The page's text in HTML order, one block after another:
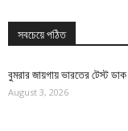
সবচেয়ে পঠিত
বুমরার জায়গায় ভারতের টেস্ট ডাক
August 3, 2026